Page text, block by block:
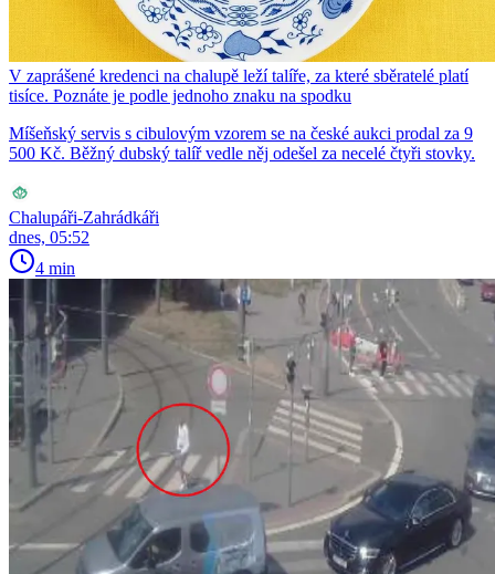
V zaprášené kredenci na chalupě leží talíře, za které sběratelé platí
tisíce. Poznáte je podle jednoho znaku na spodku
Míšeňský servis s cibulovým vzorem se na české aukci prodal za 9
500 Kč. Běžný dubský talíř vedle něj odešel za necelé čtyři stovky.
Chalupáři-Zahrádkáři
dnes, 05:52
4 min